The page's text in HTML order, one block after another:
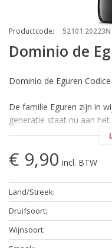
Productcode: 52101.20223N
Dominio de
Dominio de Eguren Codice
De familie Eguren zijn in
generatie staat nu aan
hoofd van de
bedrijf en staat als
Cantabria wijndomeinen,
het allerbeste uit de druif
geluk maar persoonlijke
rekening houden wat de
scoren hoog op de
ze jaarlijks hoge
het gelijknamige Sierra
€ 9,90 incl. BTW
Land/Streek:
Druifsoort:
Wijnsoort: